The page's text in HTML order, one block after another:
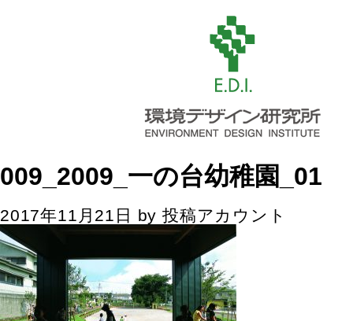
009_2009_一の台幼稚園_01
2017年11月21日 by投稿アカウント